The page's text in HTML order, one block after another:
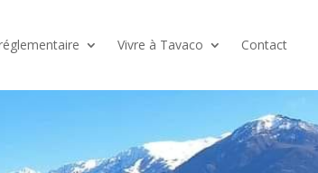
Vivre à Tavaco Contact